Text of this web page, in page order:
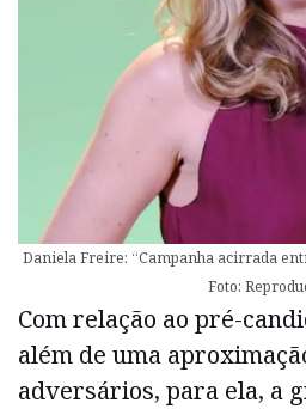
Daniela Freire: “Campanha acirrada
Foto:
Com relação ao pré-
além de uma
adversários, para ela, a